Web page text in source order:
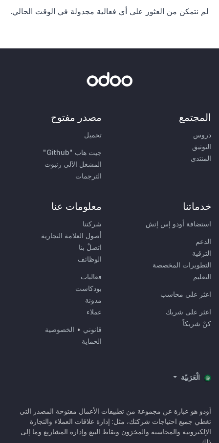
لم نتمكن من العثور على أي فعالية مجدولة في الوقت الحالي.
المجتمع
دروس
التوثيق
المنتدى
مصدر مفتوح
تحميل
جيت هاب "Github"
المشغل الآلي رنبوت
الترجمات
خدماتنا
استضافة أودو إس إتش
الدعم
الترقية
التطويرات المخصصة
التعليم
اعثر على محاسب
اعثر على شريك
كنْ شريكاً
معلومات عنا
شركتنا
أصول العلامة التجارية
اتصلْ بنا
الوظائف
فعاليات
بودكاست
مدونة
عملاء
قانوني • الخصوصية
الحماية
الْعَرَبيّة
أودو هو عبارة عن مجموعة من تطبيقات الأعمال مفتوحة المصدر التي
تغطي جميع احتياجات شركتك، مثل: إدارة علاقات العملاء والتجارة
الإلكترونية والمحاسبة والمخزون ونقاط البيع وإدارة المشاريع وما إلى